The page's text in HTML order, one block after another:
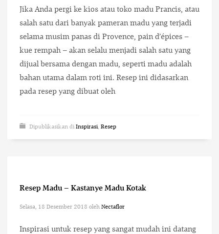
Jika Anda pergi ke kios atau toko madu Prancis, atau
salah satu dari banyak pameran madu yang terjadi
selama musim panas di Provence, pain d’épices –
kue rempah – akan selalu menjadi salah satu yang
dijual bersama dengan madu, seperti madu adalah
bahan utama dalam roti ini. Resep ini didasarkan
pada resep yang dibuat oleh
Dipublikasikan di Inspirasi, Resep
Resep Madu – Kastanye Madu Kotak
Selasa, 18 Desember 2018 oleh Nectaflor
Inspirasi untuk resep yang sangat mudah ini datang